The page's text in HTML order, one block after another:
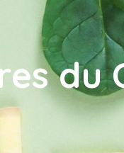
du